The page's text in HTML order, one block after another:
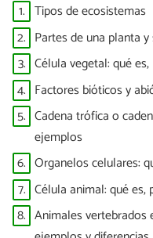
1. Tipos de ecosistemas
2. Partes de una planta
3. Célula vegetal: qué
4. Factores bióticos y
5. Cadena trófica o
ejemplos
6. Organelos celulares:
7. Célula animal: qué es,
8. Animales vertebrados